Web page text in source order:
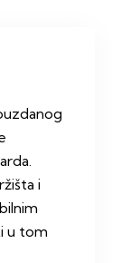
i
u tom